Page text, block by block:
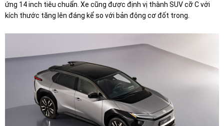
ứng 14 inch tiêu chuẩn. Xe cũng được định vị thành SUV cỡ C với
kích thước tăng lên đáng kể so với bản động cơ đốt trong.